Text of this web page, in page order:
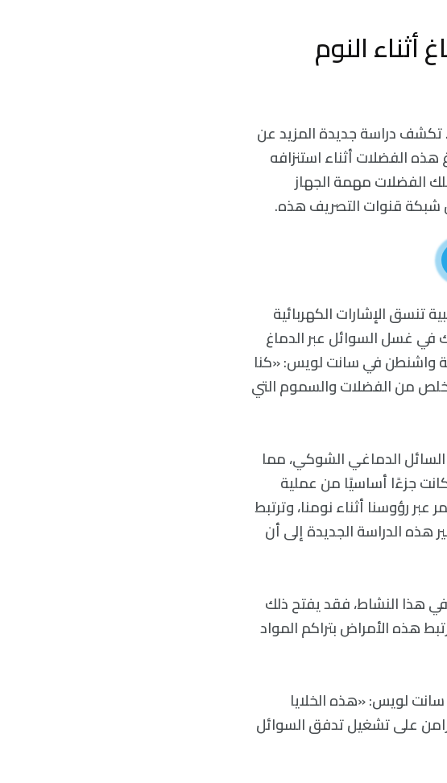
النوم
تكشف دراسة جديدة المزيد عن
هذه الفضلات أثناء استنزافه
الفضلات مهمة الجهاز
شبكة قنوات التصريف هذه.
الإشارات الكهربائية
في غسل السوائل عبر الدماغ
واشنطن في سانت لويس: «كنا
من الفضلات والسموم التي
الدماغي الشوكي، مما
جزءًا أساسيًا من عملية
رؤوسنا أثناء نومنا، وترتبط
هذه الدراسة الجديدة إلى أن
هذا النشاط، فقد يفتح ذلك
هذه الأمراض بتراكم المواد
لويس: «هذه الخلايا
على تشغيل تدفق السوائل